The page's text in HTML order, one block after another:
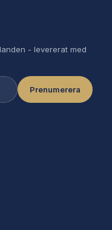
- levererat med
Prenumerera